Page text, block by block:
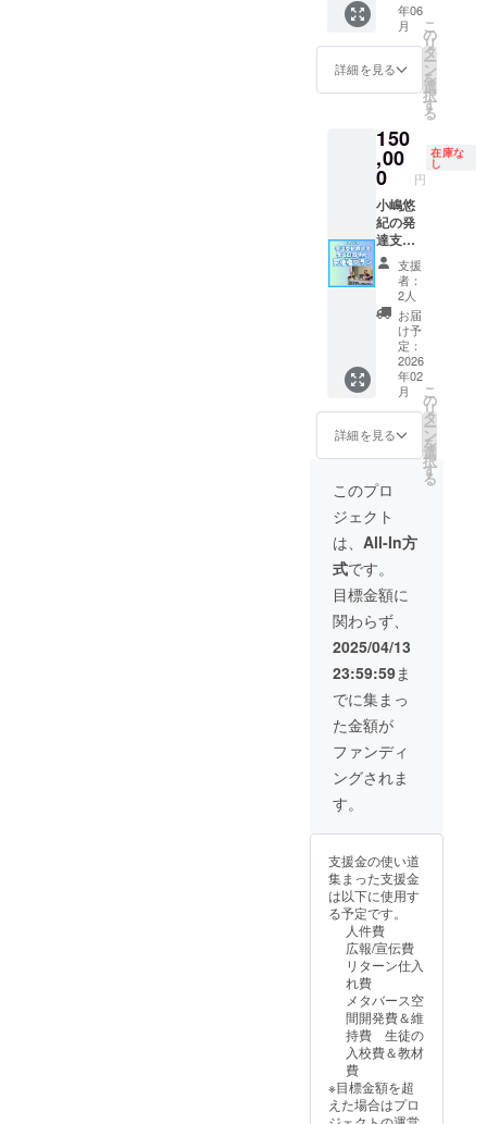
００〜
開催！
しか
も、
ちの方
のみの
特別資
料提
供」も
ありま
す！
事業が
存続す
る限り
掲載 ・
掲載方
法：文
み、ロ
ゴ／バ
ナーの
掲載も
可能 ・
掲載サ
イズ：
中
（小）
サイズ
・支援
時、備
考欄に
掲載を
希望さ
れるお
名前を
ご記入
くださ
い。 ・
ロゴデ
ザイン
の場合
は選択
してい
ただ
き、後
日弊社
からご
連絡さ
せてい
ただき
ます
ラン
プレミ
ア】
RIDGE
ONLINE
SCHOO
ムペー
ジの支
援者様
一覧
に、支
援者様
のお名
前
（ニッ
クネー
ム）を
掲載し
ます。
・掲載
期間：
事業が
存続す
る限り
掲載 ・
掲載方
法：文
字の
み、ロ
ゴ／バ
ナーの
掲載も
可能 ・
掲載サ
イズ：
中
（大）
サイズ
・支援
時、備
考欄に
掲載を
希望さ
れるお
くださ
ロゴデ
ザイン
の場合
は選択
してい
ただ
き、後
からご
連絡さ
せてい
ただき
年06
月
詳細を見る
こ
の
リ
タ
ー
ン
を
選
択
す
る
150
,00
0 円
在庫な
し
小嶋悠
紀の発
達支援
講演会
発達凸
凹研修
開催
権 応
援プラ
ン！
小嶋悠
紀の発
達支援
講演会
や研修
を開催
できる
権利の
応援プ
ランで
す。 保
護者向
け、先
生向
け、さ
らに
は、個
人的な
学習会
やセミ
ナー。
企業様
向けに
「大人
理解と
といっ
たリス
キリン
グ対応
の研修
も可能
です。
には
「講師
料・交
通費」
れま
す。
支援
者：
2人
お届
け予
定：
2026
年02
月
詳細を見る
こ
の
リ
タ
ー
ン
を
選
択
す
る
このプロ
ジェクト
は、 All-In方
式です。
目標金額に
関わらず、
2025/04/13
23:59:59ま
でに集まっ
た金額が
ファンディ
ングされま
す。
支援金の使い道
集まった支援金
は以下に使用す
る予定です。
人件費
広報/宣伝費
リターン仕入
れ費
メタバース空
間開発費＆維
持費 生徒の
入校費＆教材
費
※目標金額を超
えた場合はプロ